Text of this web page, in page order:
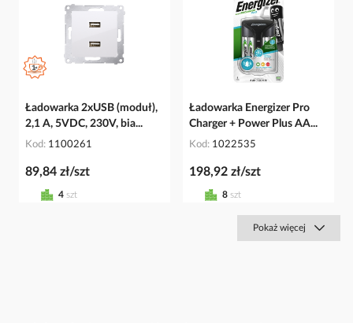
Ładowarka 2xUSB (moduł),
2,1 A, 5VDC, 230V, bia...
Kod 1100261
89,84 zł/szt
4 szt
Ładowarka Energizer Pro
Charger + Power Plus AA...
Kod 1022535
198,92 zł/szt
8 szt
Pokaż więcej